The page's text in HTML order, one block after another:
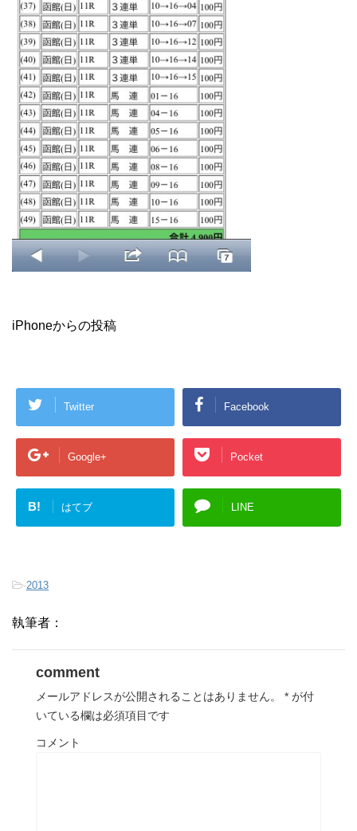
iPhoneからの投稿
Twitter Facebook
Google+ Pocket
B! はてブ LINE
-2013
執筆者：
comment
メールアドレスが公開されることはありません。 * が付
いている欄は必須項目です
コメント